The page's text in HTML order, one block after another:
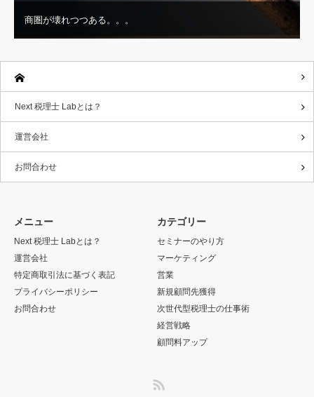
商圏が壊れつつある。。。
Next 税理士 Labとは？
運営会社
お問合わせ
メニュー
Next 税理士 Labとは？
運営会社
特定商取引法に基づく表記
プライバシーポリシー
お問合わせ
カテゴリー
セミナーのやり方
マーケティング
営業
新規顧問先獲得
次世代型税理士の仕事術
経営戦略
顧問料アップ